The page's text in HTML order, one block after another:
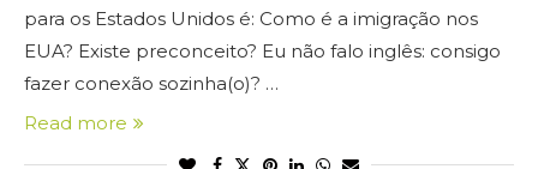
para os Estados Unidos é: Como é a imigração nos
EUA? Existe preconceito? Eu não falo inglês: consigo
fazer conexão sozinha(o)? …
Read more